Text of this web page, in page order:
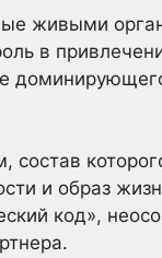
живыми
в
и образ
код»,